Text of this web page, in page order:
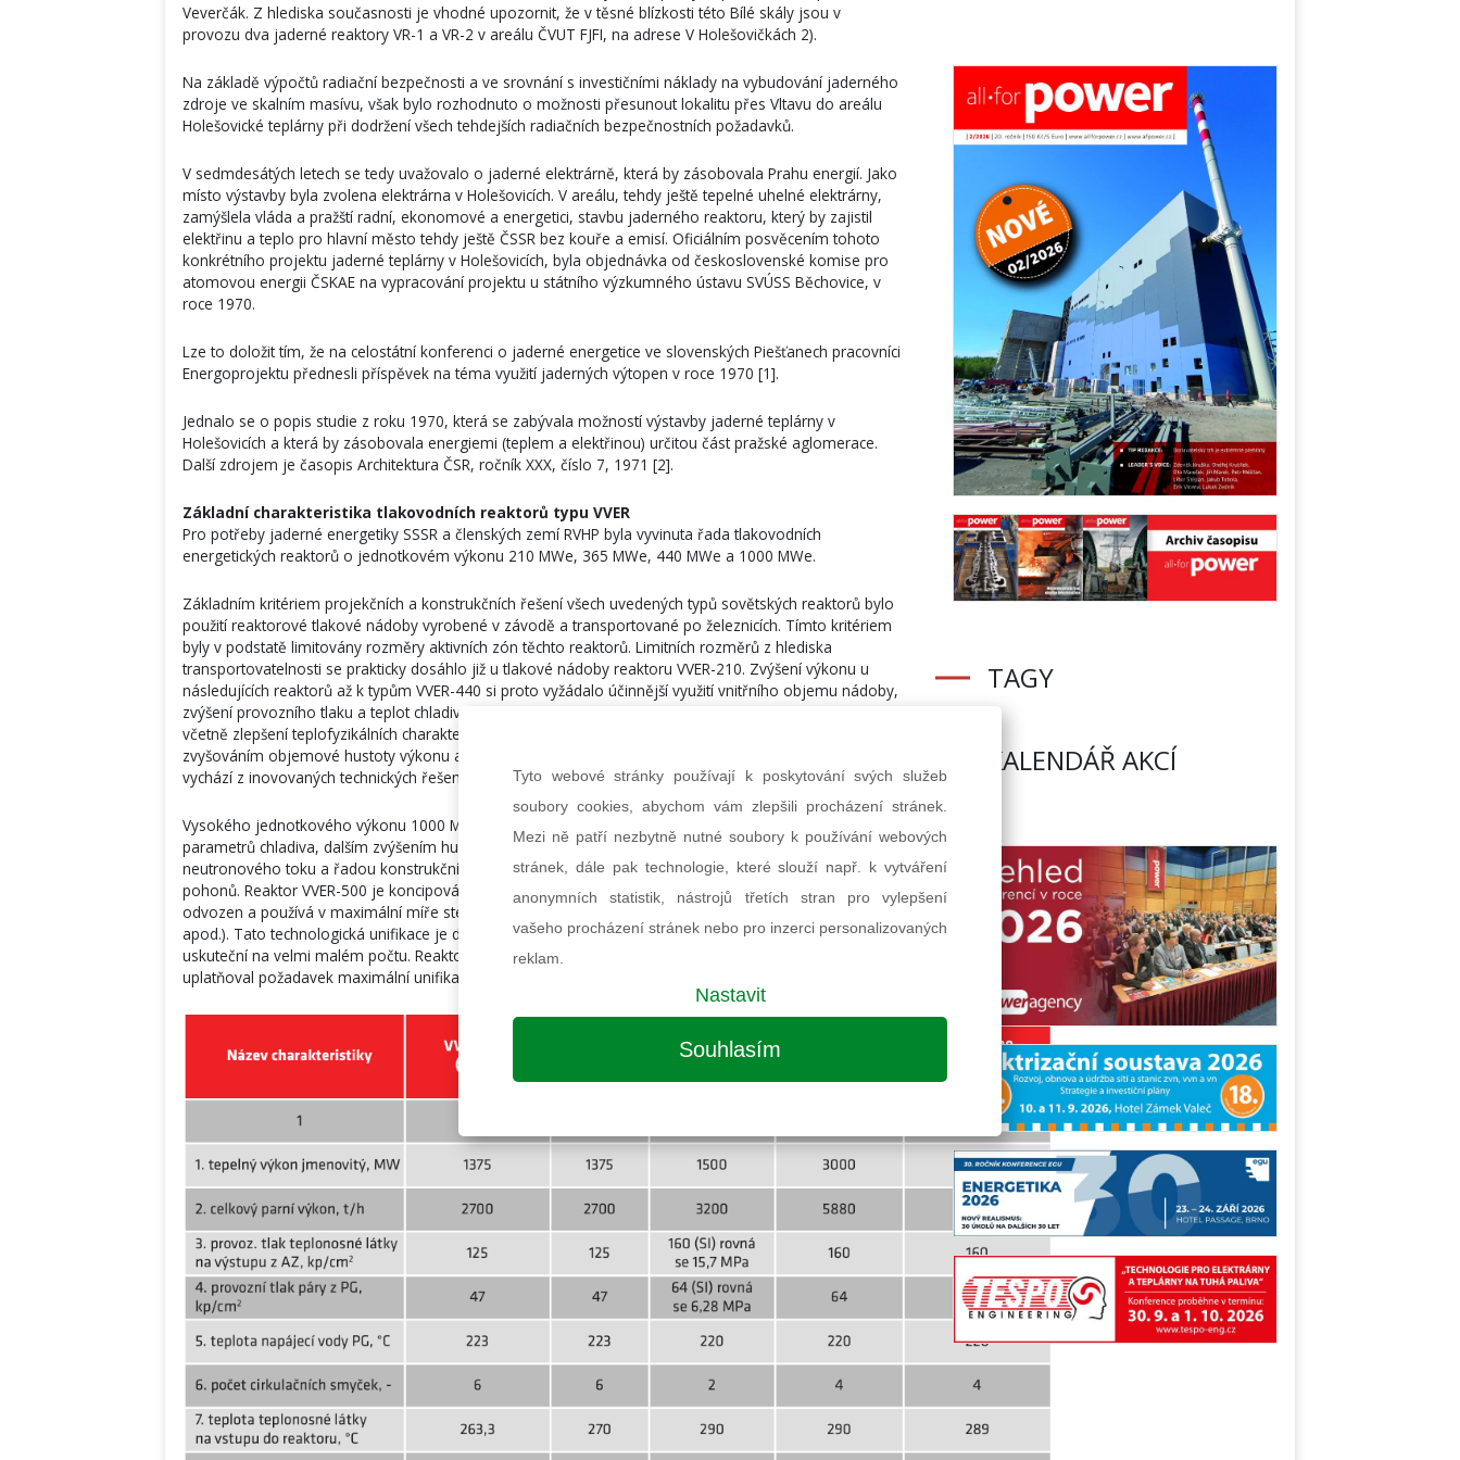
Veverčák. Z hlediska současnosti je vhodné upozornit, že v těsné blízkosti této Bílé skály jsou v
provozu dva jaderné reaktory VR-1 a VR-2 v areálu ČVUT FJFI, na adrese V Holešovičkách 2).
Na základě výpočtů radiační bezpečnosti a ve srovnání s investičními náklady na vybudování jaderného
zdroje ve skalním masívu, však bylo rozhodnuto o možnosti přesunout lokalitu přes Vltavu do areálu
Holešovické teplárny při dodržení všech tehdejších radiačních bezpečnostních požadavků.
V sedmdesátých letech se tedy uvažovalo o jaderné elektrárně, která by zásobovala Prahu energií. Jako
místo výstavby byla zvolena elektrárna v Holešovicích. V areálu, tehdy ještě tepelné uhelné elektrárny,
zamýšlela vláda a pražští radní, ekonomové a energetici, stavbu jaderného reaktoru, který by zajistil
elektřinu a teplo pro hlavní město tehdy ještě ČSSR bez kouře a emisí. Oficiálním posvěcením tohoto
konkrétního projektu jaderné teplárny v Holešovicích, byla objednávka od československé komise pro
atomovou energii ČSKAE na vypracování projektu u státního výzkumného ústavu SVÚSS Běchovice, v
roce 1970.
Lze to doložit tím, že na celostátní konferenci o jaderné energetice ve slovenských Piešťanech pracovníci
Energoprojektu přednesli příspěvek na téma využití jaderných výtopen v roce 1970 [1].
Jednalo se o popis studie z roku 1970, která se zabývala možností výstavby jaderné teplárny v
Holešovicích a která by zásobovala energiemi (teplem a elektřinou) určitou část pražské aglomerace.
Další zdrojem je časopis Architektura ČSR, ročník XXX, číslo 7, 1971 [2].
Základní charakteristika tlakovodních reaktorů typu VVER
Pro potřeby jaderné energetiky SSSR a členských zemí RVHP byla vyvinuta řada tlakovodních
energetických reaktorů o jednotkovém výkonu 210 MWe, 365 MWe, 440 MWe a 1000 MWe.
Základním kritériem projekčních a konstrukčních řešení všech uvedených typů sovětských reaktorů bylo
použití reaktorové tlakové nádoby vyrobené v závodě a transportované po železnicích. Tímto kritériem
byly v podstatě limitovány rozměry aktivních zón těchto reaktorů. Limitních rozměrů z hlediska
transportovatelnosti se prakticky dosáhlo již u tlakové nádoby reaktoru VVER-210. Zvýšení výkonu u
následujících reaktorů až k typům VVER-440 si proto vyžádalo účinnější využití vnitřního objemu nádoby,
zvýšení provozního tlaku a teplot chladivá, zdokonalení konstrukce a výroby všech komponent reaktoru
včetně zlepšení teplofyzikálních charakteristik aktivní zóny. Vývoj reaktorů VVER je tedy charakterizován
zvyšováním objemové hustoty výkonu aktivní zóny. Naproti tomu konstrukce reaktoru VVER-1000
vychází z inovovaných technických řešení.
Vysokého jednotkového výkonu 1000 MW se dosáhlo zejména dalším podstatným zvýšením
parametrů chladiva, dalším zvýšením hustoty výkonu aktivní zóny, lepším prostorovým vyrovnáním
neutronového toku a řadou konstrukčních změn, zejména palivové kazety, regulačních orgánů a jejich
pohonů. Reaktor VVER-500 je koncipován prakticky stejně jako reaktor VVER-1000, neboť je z něho
odvozen a používá v maximální míře stejných dílů (palivový článek, řídicí tyče a jejich pohon, díly TN
apod.). Tato technologická unifikace je dána oprávněným předpokladem, že se jejich realizace
uskuteční na velmi malém počtu. Reaktor VVER-500 měl být dvousmyčkový a při jeho projektování se
uplatňoval požadavek maximální unifikace s blokem VVER-1000.
TAGY
KALENDÁŘ AKCÍ
Tyto webové stránky používají k poskytování svých služeb
soubory cookies, abychom vám zlepšili procházení stránek.
Mezi ně patří nezbytně nutné soubory k používání webových
stránek, dále pak technologie, které slouží např. k vytváření
anonymních statistik, nástrojů třetích stran pro vylepšení
vašeho procházení stránek nebo pro inzerci personalizovaných
reklam.
Nastavit
Souhlasím